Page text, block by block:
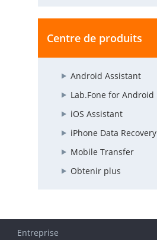
Centre de produits
Android Assistant
Lab.Fone for Android
iOS Assistant
iPhone Data Recovery
Mobile Transfer
Obtenir plus
Entreprise